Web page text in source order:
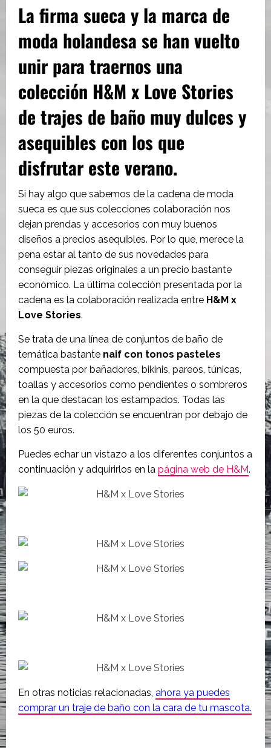
La firma sueca y la marca de
moda holandesa se han vuelto
unir para traernos una
colección H&M x Love Stories
de trajes de baño muy dulces y
asequibles con los que
disfrutar este verano.
Si hay algo que sabemos de la cadena de moda
sueca es que sus colecciones colaboración nos
dejan prendas y accesorios con muy buenos
diseños a precios asequibles. Por lo que, merece la
pena estar al tanto de sus novedades para
conseguir piezas originales a un precio bastante
económico. La última colección presentada por la
cadena es la colaboración realizada entre H&M x
Love Stories.
Se trata de una línea de conjuntos de baño de
temática bastante naif con tonos pasteles
compuesta por bañadores, bikinis, pareos, túnicas,
toallas y accesorios como pendientes o sombreros
en la que destacan los estampados. Todas las
piezas de la colección se encuentran por debajo de
los 50 euros.
Puedes echar un vistazo a los diferentes conjuntos a
continuación y adquirirlos en la página web de H&M.
En otras noticias relacionadas, ahora ya puedes
comprar un traje de baño con la cara de tu mascota.